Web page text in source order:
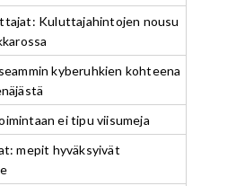
Kuluttajahintojen nousu
kyberuhkien kohteena
ei tipu viisumeja
mepit hyväksyivät